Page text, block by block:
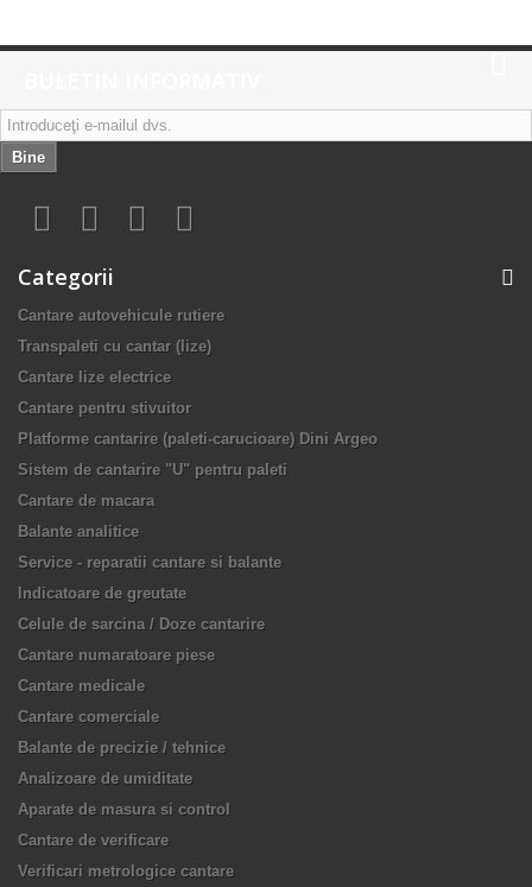
Bine
Categorii
Cantare autovehicule rutiere
Transpaleti cu cantar (lize)
Cantare lize electrice
Cantare pentru stivuitor
Platforme cantarire (paleti-carucioare) Dini Argeo
Sistem de cantarire "U" pentru paleti
Cantare de macara
Balante analitice
Service - reparatii cantare si balante
Indicatoare de greutate
Celule de sarcina / Doze cantarire
Cantare numaratoare piese
Cantare medicale
Cantare comerciale
Balante de precizie / tehnice
Analizoare de umiditate
Aparate de masura si control
Cantare de verificare
Verificari metrologice cantare